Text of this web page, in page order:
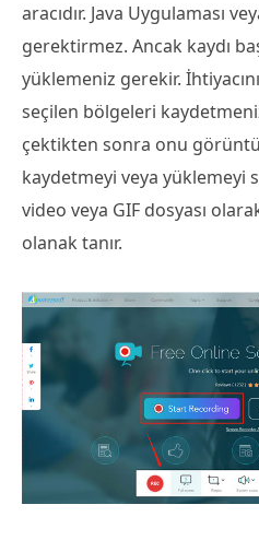
aracıdır. Java Uygulaması
gerektirmez. Ancak kaydı
yüklemeniz gerekir.
seçilen bölgeleri
çektikten sonra onu
kaydetmeyi veya yüklemeyi
video veya GIF dosyası
olanak tanır.